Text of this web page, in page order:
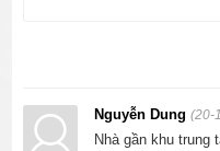
Nguyễn Dung(20-
Nhà gần khu trung